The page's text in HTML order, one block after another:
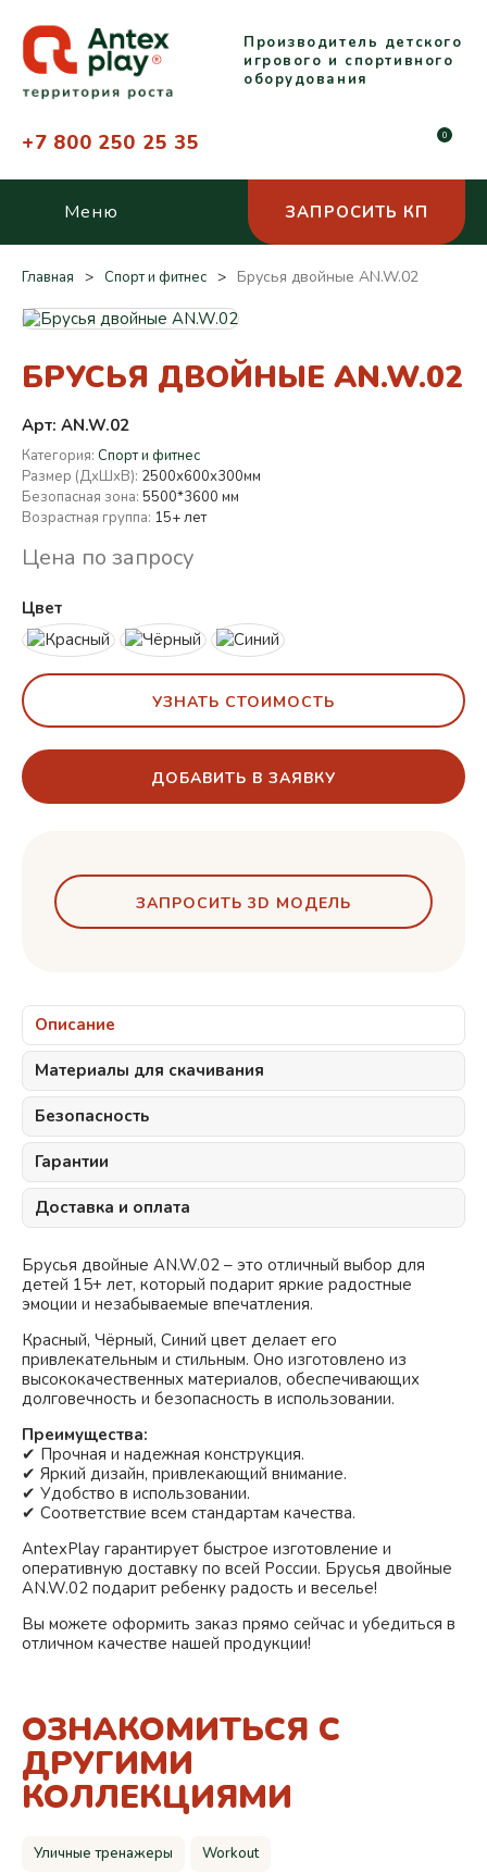
Производитель детского
игрового и спортивного
оборудования
+7 800 250 25 35 0
Меню ЗАПРОСИТЬ КП
Главная Спорт и фитнес Брусья двойные AN.W.02
БРУСЬЯ ДВОЙНЫЕ AN.W.02
Арт: AN.W.02
Категория: Спорт и фитнес
Размер (ДхШхВ): 2500х600х300мм
Безопасная зона: 5500*3600 мм
Возрастная группа: 15+ лет
Цена по запросу
Цвет
УЗНАТЬ СТОИМОСТЬ
ДОБАВИТЬ В ЗАЯВКУ
ЗАПРОСИТЬ 3D МОДЕЛЬ
Описание
Материалы для скачивания
Безопасность
Гарантии
Доставка и оплата
Брусья двойные AN.W.02 – это отличный выбор для
детей 15+ лет, который подарит яркие радостные
эмоции и незабываемые впечатления.
Красный Чёрный Синий цвет делает его
привлекательным и стильным. Оно изготовлено из
высококачественных материалов, обеспечивающих
долговечность и безопасность в использовании.
Преимущества:
✔ Прочная и надежная конструкция.
✔ Яркий дизайн, привлекающий внимание.
✔ Удобство в использовании.
✔ Соответствие всем стандартам качества.
AntexPlay гарантирует быстрое изготовление и
оперативную доставку по всей России. Брусья двойные
AN.W.02 подарит ребенку радость и веселье!
Вы можете оформить заказ прямо сейчас и убедиться в
отличном качестве нашей продукции!
ОЗНАКОМИТЬСЯ С
ДРУГИМИ
КОЛЛЕКЦИЯМИ
Уличные тренажеры Workout